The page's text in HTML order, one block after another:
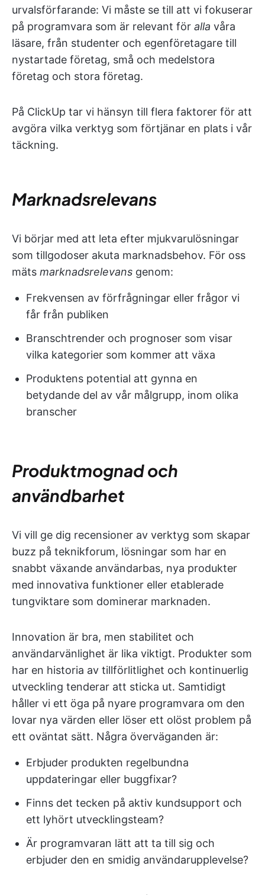
urvalsförfarande: Vi måste se till att vi fokuserar
på programvara som är relevant för alla våra
läsare, från studenter och egenföretagare till
nystartade företag, små och medelstora
företag och stora företag.
På ClickUp tar vi hänsyn till flera faktorer för att
avgöra vilka verktyg som förtjänar en plats i vår
täckning.
Marknadsrelevans
Vi börjar med att leta efter mjukvarulösningar
som tillgodoser akuta marknadsbehov. För oss
mäts marknadsrelevans genom:
Frekvensen av förfrågningar eller frågor vi
får från publiken
Branschtrender och prognoser som visar
vilka kategorier som kommer att växa
Produktens potential att gynna en
betydande del av vår målgrupp, inom olika
branscher
Produktmognad och
användbarhet
Vi vill ge dig recensioner av verktyg som skapar
buzz på teknikforum, lösningar som har en
snabbt växande användarbas, nya produkter
med innovativa funktioner eller etablerade
tungviktare som dominerar marknaden.
Innovation är bra, men stabilitet och
användarvänlighet är lika viktigt. Produkter som
har en historia av tillförlitlighet och kontinuerlig
utveckling tenderar att sticka ut. Samtidigt
håller vi ett öga på nyare programvara om den
lovar nya värden eller löser ett olöst problem på
ett oväntat sätt. Några överväganden är:
Erbjuder produkten regelbundna
uppdateringar eller buggfixar?
Finns det tecken på aktiv kundsupport och
ett lyhört utvecklingsteam?
Är programvaran lätt att ta till sig och
erbjuder den en smidig användarupplevelse?